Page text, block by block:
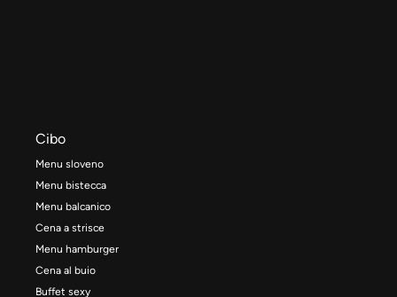
Cibo
Menu sloveno
Menu bistecca
Menu balcanico
Cena a strisce
Menu hamburger
Cena al buio
Buffet sexy